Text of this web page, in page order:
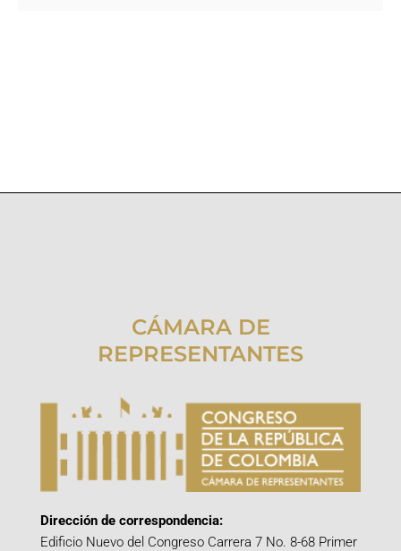
CÁMARA DE
REPRESENTANTES
Dirección de correspondencia:
Edificio Nuevo del Congreso Carrera 7 No. 8-68 Primer